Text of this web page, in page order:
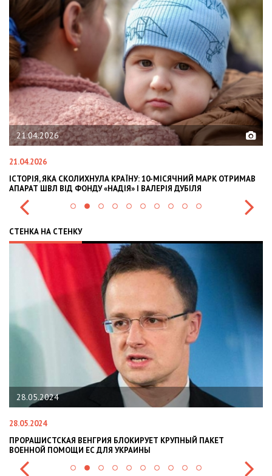
02.02.2026
02.02.2026
OLEKSII ABASOV: HOW UKRAINIAN BUSINESSES CAN ATTRACT
INTERNATIONAL INVESTMENTS AND HEDGE RISKS DURING WAR
СТЕНКА НА СТЕНКУ
22.01.2024
22.01.2024
НАЦПОЛІЦІЯ ЛЯКАЄ ГРОМАДЯН ПОГІРШЕННЯМ КРИМІНОГЕННОЇ
СИТУАЦІЇ В РАЗІ МОБІЛІЗАЦІЇ ПОЛІЦІЯНТІВ НА ВІЙНУ